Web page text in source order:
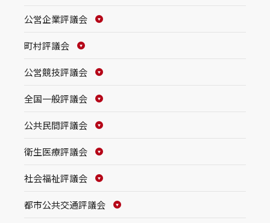
公営企業評議会
町村評議会
公営競技評議会
全国一般評議会
公共民間評議会
衛生医療評議会
社会福祉評議会
都市公共交通評議会